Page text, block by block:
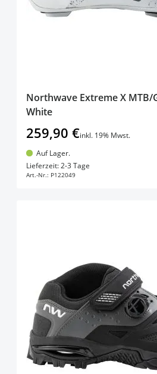
Northwave Extreme X MTB/
White
259,90 €inkl. 19% Mwst.
Auf Lager.
Lieferzeit: 2-3 Tage
Art.-Nr.: P122049